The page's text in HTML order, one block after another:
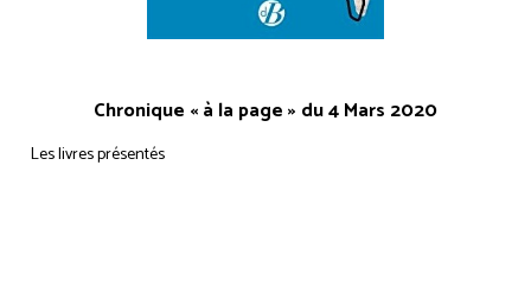
Chronique « à la page » du 4 Mars 2020
Les livres présentés